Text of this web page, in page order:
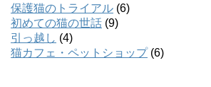
保護猫のトライアル (6)
初めての猫の世話 (9)
引っ越し (4)
猫カフェ・ペットショップ(6)